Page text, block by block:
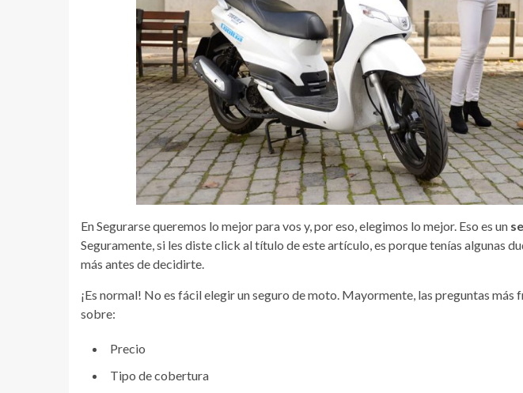
En Segurarse queremos lo mejor para vos y, por eso, elegimos lo mejor. Eso es un
Seguramente, si les diste click al título de este artículo, es porque tenías algunas
más antes de decidirte.
¡Es normal! No es fácil elegir un seguro de moto. Mayormente, las preguntas más
sobre:
Precio
Tipo de cobertura